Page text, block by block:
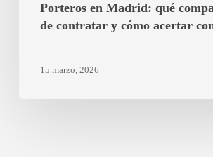
Porteros en Madrid: qué
de contratar y cómo acertar
15 marzo, 2026